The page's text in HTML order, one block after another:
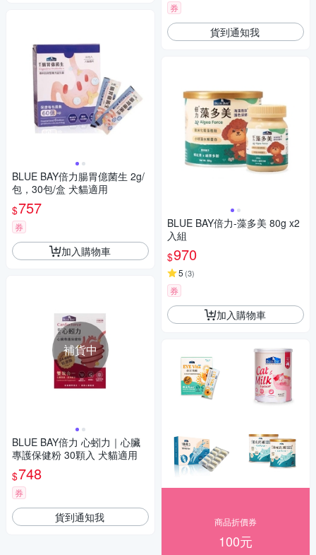
BLUE BAY倍力腸胃億菌生 2g/
包，30包/盒 犬貓適用
$757
券
加入購物車
補貨中
BLUE BAY倍力 心蚓力｜心臟
專護保健粉 30顆入 犬貓適用
$748
券
貨到通知我
券
貨到通知我
BLUE BAY倍力-藻多美 80g x2
入組
$970
5 (3)
券
加入購物車
商品折價券
100元